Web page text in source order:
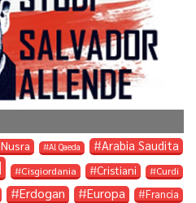
Al Qaeda Arabia Saudita
Cisgiordania Cristiani Curdi
Erdogan Europa Francia